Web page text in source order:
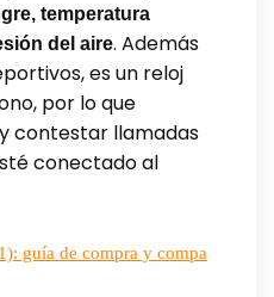
temperatura
del aire. Además
es un reloj
por lo que
contestar llamadas
conectado al
guía de compra y compa